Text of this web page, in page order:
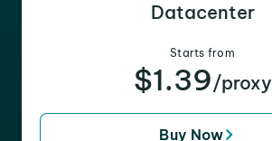
Datacenter
Starts from
$1.39/proxy
Buy Now